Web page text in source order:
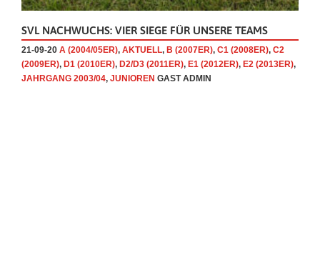
SVL NACHWUCHS: VIER SIEGE FÜR UNSERE TEAMS
21-09-20 A (2004/05ER), AKTUELL, B (2007ER), C1 (2008ER), C2
(2009ER), D1 (2010ER), D2/D3 (2011ER), E1 (2012ER), E2 (2013ER),
JAHRGANG 2003/04, JUNIOREN GAST ADMIN